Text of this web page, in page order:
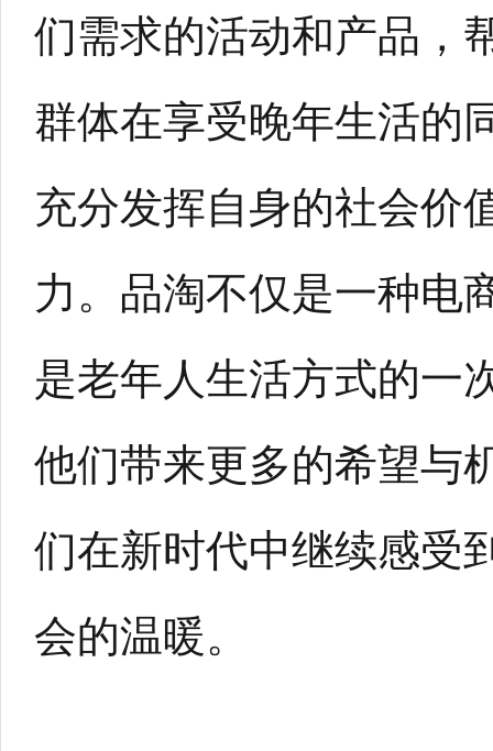
们需求的活动和产品，
群体在享受晚年生活的
充分发挥自身的社会价
力。品淘不仅是一种电
是老年人生活方式的一
他们带来更多的希望与
们在新时代中继续感受
会的温暖。